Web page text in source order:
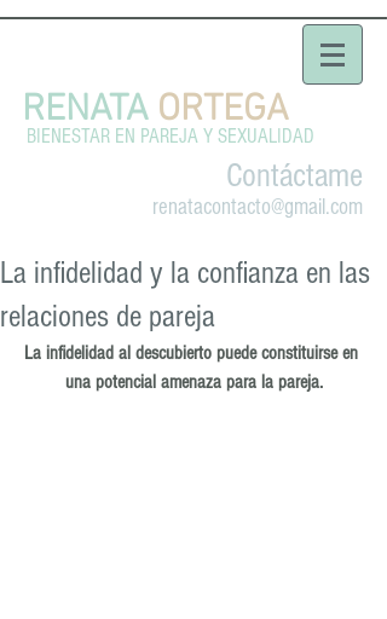
RENATA ORTEGA
BIENESTAR EN PAREJA Y SEXUALIDAD
Contáctame
renatacontacto@gmail.com
La infidelidad y la confianza en las
relaciones de pareja
La infidelidad al descubierto puede constituirse en
una potencial amenaza para la pareja.